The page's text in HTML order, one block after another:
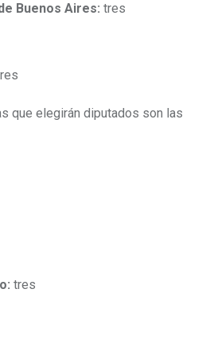
Buenos Aires: tres
que elegirán diputados son las
tres